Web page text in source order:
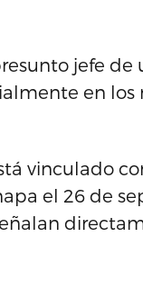
jefe
en
vinculado
el 26 de